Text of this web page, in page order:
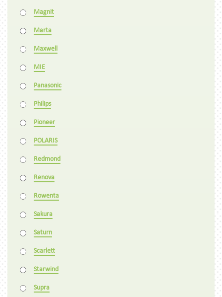
Magnit
Marta
Maxwell
MIE
Panasonic
Philips
Pioneer
POLARIS
Redmond
Renova
Rowenta
Sakura
Saturn
Scarlett
Starwind
Supra